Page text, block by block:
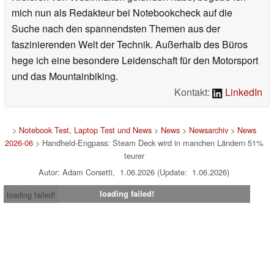
mich nun als Redakteur bei Notebookcheck auf die
Suche nach den spannendsten Themen aus der
faszinierenden Welt der Technik. Außerhalb des Büros
hege ich eine besondere Leidenschaft für den Motorsport
und das Mountainbiking.
Kontakt:
LinkedIn
> Notebook Test, Laptop Test und News> News> Newsarchiv> News
2026-06 > Handheld-Engpass: Steam Deck wird in manchen Ländern 51%
teurer
Autor: Adam Corsetti, 1.06.2026 (Update: 1.06.2026)
loading failed!
loading failed!